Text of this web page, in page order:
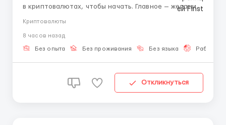
в криптовалютах, чтобы начать. Главное — желание
обучаем работе в digital и crypto-направлении с
нуля. 💻📊 Удалённый формат позволяет работать в
Криптовалюты
8 часов назад
Без опыта Без проживания Без языка Работа
Откликнуться